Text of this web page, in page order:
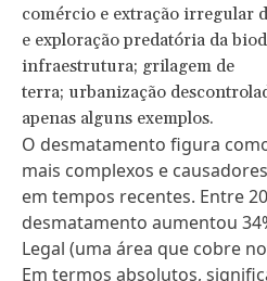
comércio e extração irregular
e exploração predatória da
infraestrutura; grilagem de
terra; urbanização
apenas alguns exemplos.
O desmatamento figura
mais complexos e
em tempos recentes. Entre
desmatamento aumentou
Legal (uma área que cobre
Em termos absolutos,